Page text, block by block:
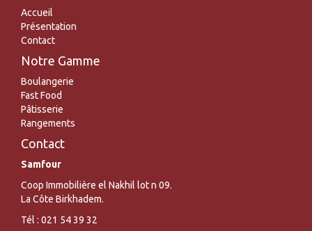
Accueil
Présentation
Contact
Notre Gamme
Boulangerie
Fast Food
Pâtisserie
Rangements
Contact
Samfour
Coop Immobilière el Nakhil lot n 09.
La Côte Birkhadem.
Tél : 021 54 39 32